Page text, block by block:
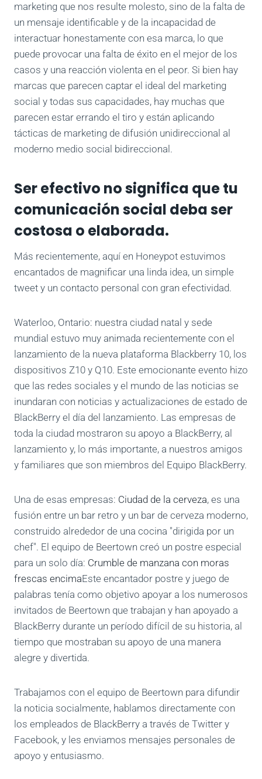
marketing que nos resulte molesto, sino de la falta de
un mensaje identificable y de la incapacidad de
interactuar honestamente con esa marca, lo que
puede provocar una falta de éxito en el mejor de los
casos y una reacción violenta en el peor. Si bien hay
marcas que parecen captar el ideal del marketing
social y todas sus capacidades, hay muchas que
parecen estar errando el tiro y están aplicando
tácticas de marketing de difusión unidireccional al
moderno medio social bidireccional.
Ser efectivo no significa que tu
comunicación social deba ser
costosa o elaborada.
Más recientemente, aquí en Honeypot estuvimos
encantados de magnificar una linda idea, un simple
tweet y un contacto personal con gran efectividad.
Waterloo, Ontario: nuestra ciudad natal y sede
mundial estuvo muy animada recientemente con el
lanzamiento de la nueva plataforma Blackberry 10, los
dispositivos Z10 y Q10. Este emocionante evento hizo
que las redes sociales y el mundo de las noticias se
inundaran con noticias y actualizaciones de estado de
BlackBerry el día del lanzamiento. Las empresas de
toda la ciudad mostraron su apoyo a BlackBerry, al
lanzamiento y, lo más importante, a nuestros amigos
y familiares que son miembros del Equipo BlackBerry.
Una de esas empresas: Ciudad de la cerveza, es una
fusión entre un bar retro y un bar de cerveza moderno,
construido alrededor de una cocina "dirigida por un
chef". El equipo de Beertown creó un postre especial
para un solo día: Crumble de manzana con moras
frescas encimaEste encantador postre y juego de
palabras tenía como objetivo apoyar a los numerosos
invitados de Beertown que trabajan y han apoyado a
BlackBerry durante un período difícil de su historia, al
tiempo que mostraban su apoyo de una manera
alegre y divertida.
Trabajamos con el equipo de Beertown para difundir
la noticia socialmente, hablamos directamente con
los empleados de BlackBerry a través de Twitter y
Facebook, y les enviamos mensajes personales de
apoyo y entusiasmo.